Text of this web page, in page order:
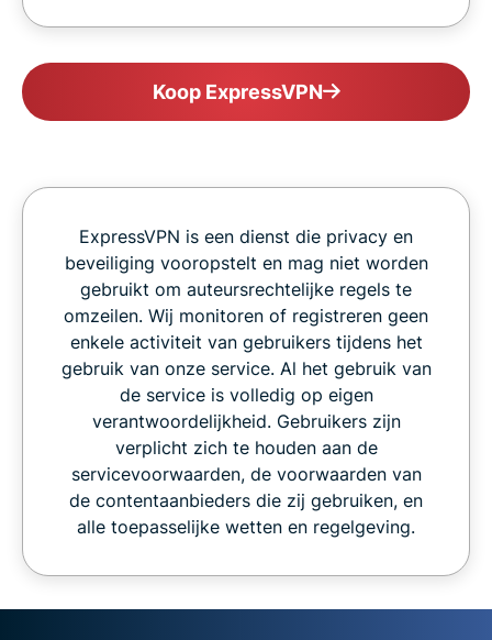
Koop ExpressVPN
ExpressVPN is een dienst die privacy en
beveiliging vooropstelt en mag niet worden
gebruikt om auteursrechtelijke regels te
omzeilen. Wij monitoren of registreren geen
enkele activiteit van gebruikers tijdens het
gebruik van onze service. Al het gebruik van
de service is volledig op eigen
verantwoordelijkheid. Gebruikers zijn
verplicht zich te houden aan de
servicevoorwaarden, de voorwaarden van
de contentaanbieders die zij gebruiken, en
alle toepasselijke wetten en regelgeving.